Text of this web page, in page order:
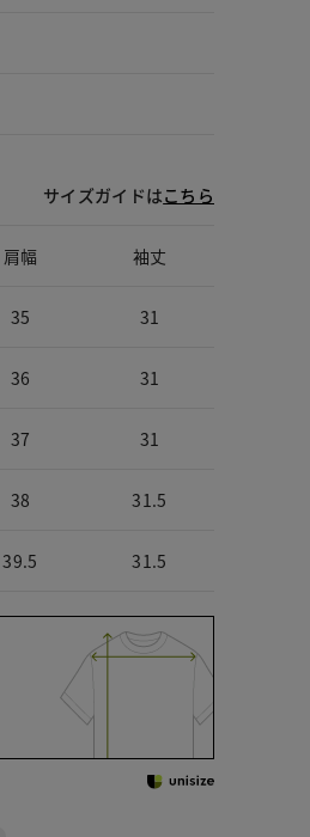
サイズガイドはこちら
肩幅 袖丈
35 31
36 31
37 31
38 31.5
39.5 31.5